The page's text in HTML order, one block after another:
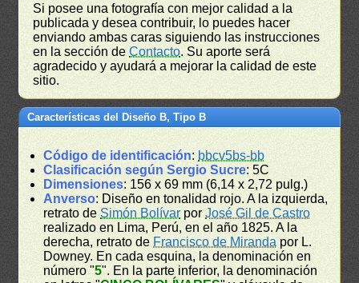
Si posee una fotografía con mejor calidad a la
publicada y desea contribuir, lo puedes hacer
enviando ambas caras siguiendo las instrucciones
en la sección deContacto. Su aporte será
agradecido y ayudará a mejorar la calidad de este
sitio.
Características del Diseño B, Tipo B
Código de identificación: bbcv5bs-bb
Clasificación según Sergio Sucre: 5C
Dimensiones: 156 x 69 mm (6,14 x 2,72 pulg.)
Anverso: Diseño en tonalidad rojo. A la izquierda,
retrato deSimón BolívarporJosé Gil de Castro
realizado en Lima, Perú, en el año 1825. A la
derecha, retrato de Francisco de Miranda por L.
Downey. En cada esquina, la denominación en
número "5". En la parte inferior, la denominación